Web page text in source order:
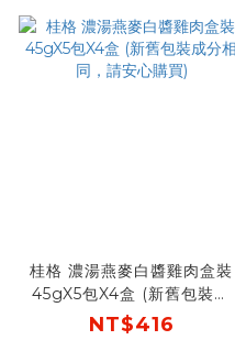
桂格 濃湯燕麥白醬雞肉盒裝
45gX5包X4盒 (新舊包裝成
分相同，請安心購買)
NT$416